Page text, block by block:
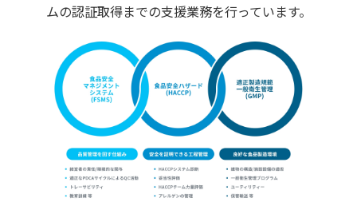
ムの認証取得までの支援業務を行っています。